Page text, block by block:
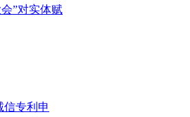
”对实体赋
信专利申